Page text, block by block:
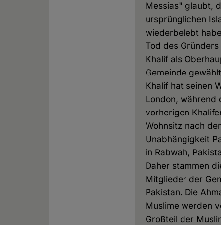
Messias" glaubt,
ursprünglichen
wiederbelebt
Tod des
Khalif als
Gemeinde
Khalif hat seinen
London, während
vorherigen
Wohnsitz nach der
Unabhängigkeit
in Rabwah,
Daher stammen
Mitglieder der
Pakistan. Die
Muslime werden
Großteil der